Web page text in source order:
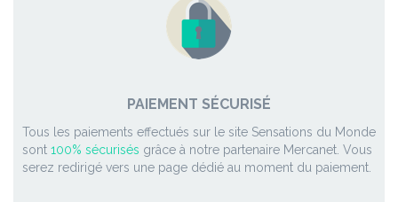
PAIEMENT SÉCURISÉ
Tous les paiements effectués sur le site Sensations du Monde
sont 100% sécurisés grâce à notre partenaire Mercanet. Vous
serez redirigé vers une page dédié au moment du paiement.